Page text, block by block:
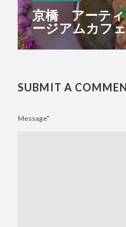
京橋 アーティ
ージアムカフ
SUBMIT A
Message*